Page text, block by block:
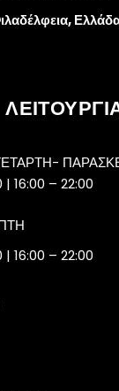
| 16:00 – 22:00
| 16:00 – 22:00